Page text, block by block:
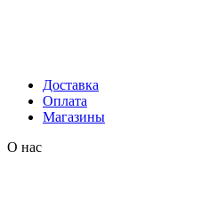
Доставка
Оплата
Магазины
О нас